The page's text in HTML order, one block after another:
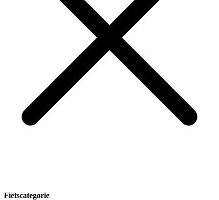
Fietscategorie